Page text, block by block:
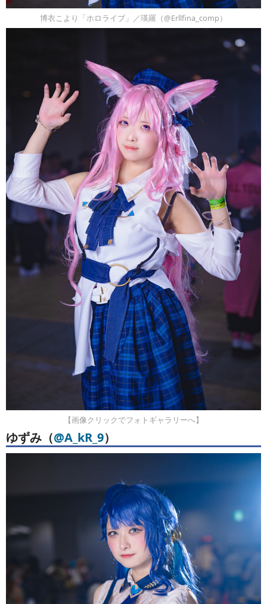
博衣こより「ホロライブ」／瑛羅（@Erllfina_comp）
【画像クリックでフォトギャラリーへ】
ゆずみ（@A_kR_9）